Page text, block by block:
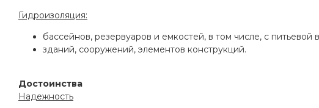
Гидроизоляция:
бассейнов, резервуаров и емкостей, в том числе, с питьевой
зданий, сооружений, элементов конструкций.
Достоинства
Надежность